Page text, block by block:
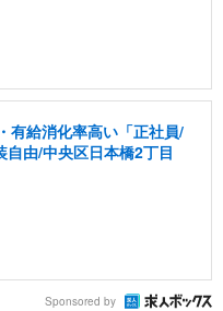
有給消化率高い「正社員/
由/中央区日本橋2丁目
Sponsored by